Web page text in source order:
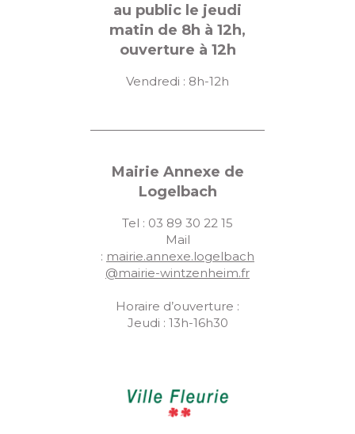
au public le jeudi
matin de 8h à 12h,
ouverture à 12h
Vendredi : 8h-12h
Mairie Annexe de
Logelbach
Tel : 03 89 30 22 15
Mail
: mairie.annexe.logelbach
@mairie-wintzenheim.fr
Horaire d’ouverture :
Jeudi : 13h-16h30